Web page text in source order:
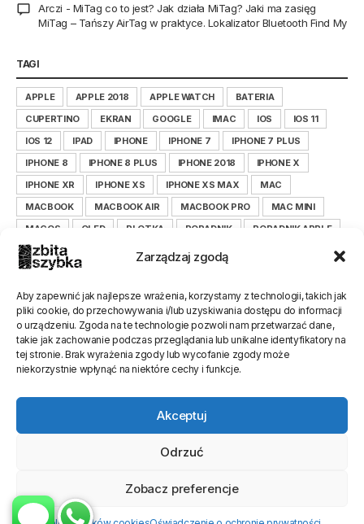
Zarządzaj zgodą
Aby zapewnić jak najlepsze wrażenia, korzystamy z technologii, takich jak
pliki cookie, do przechowywania i/lub uzyskiwania dostępu do informacji
o urządzeniu. Zgoda na te technologie pozwoli nam przetwarzać dane,
takie jak zachowanie podczas przeglądania lub unikalne identyfikatory na
tej stronie. Brak wyrażenia zgody lub wycofanie zgody może
niekorzystnie wpłynąć na niektóre cechy i funkcje.
Akceptuj
Odrzuć
Zobacz preferencje
Arczi - MiTag co to jest? Jak działa MiTag? Jaki ma zasięg
MiTag – Tańszy AirTag w praktyce. Lokalizator Bluetooth Find My
TAGI
APPLE APPLE 2018 APPLE WATCH
BATERIA
CUPERTINO
EKRAN GOOGLE IMAC IOS
IOS 11
IOS 12
IPAD IPHONE IPHONE 7
IPHONE 7 PLUS
IPHONE 8
IPHONE 8 PLUS IPHONE 2018
IPHONE X
IPHONE XR
IPHONE XS IPHONE XS MAX
MAC
MACBOOK
MACBOOK AIR MACBOOK PRO
MAC MINI
MACOS
OLED PLOTKA PORADNIK
PORADNIK APPLE
PORADNIK IOS
PORADNIK IPHONE
PORADNIK ZBITASZYBKA.PL
SMARTFON
TIM COOK WYŚWIETLACZ
XIAOMI
XIAOMILEPSZE
XIAOMI POLSKA
ZBITASZYBKA
ZBITASZYBKA.PL